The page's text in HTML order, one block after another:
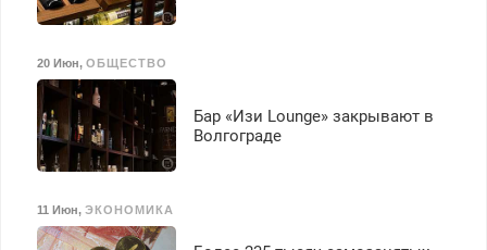
20 Июн, ОБЩЕСТВО
Бар «Изи Lounge» закрывают в
Волгограде
11 Июн, ЭКОНОМИКА